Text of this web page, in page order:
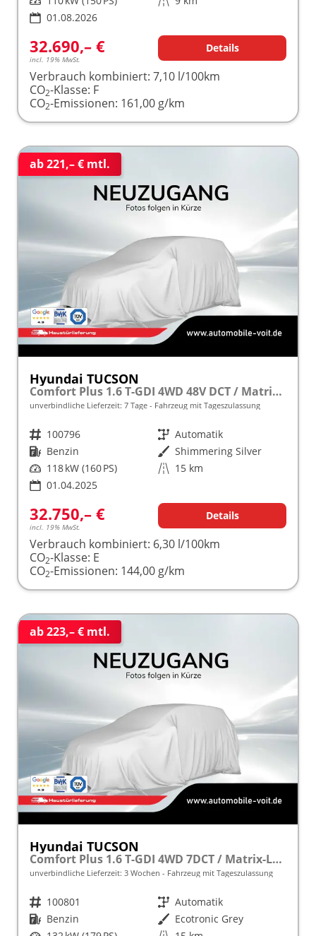
01.08.2026
32.690,– €
incl. 19% MwSt.
Details
Verbrauch kombiniert: 7,10 l/100km
CO2-Klasse: F
CO2-Emissionen: 161,00 g/km
ab 221,– € mtl.
Hyundai TUCSON
Comfort Plus 1.6 T-GDI 4WD 48V DCT / Matrix-LED Pano-Dach ACC Shz hi + vo Teilleder Alu 18"
unverbindliche Lieferzeit: 7 Tage Fahrzeug mit Tageszulassung
Fahrzeugnr. 100796 Getriebe Automatik
Kraftstoff Benzin Außenfarbe Shimmering Silver
Leistung 118 kW (160 PS) Kilometerstand 15 km
01.04.2025
32.750,– €
incl. 19% MwSt.
Details
Verbrauch kombiniert: 6,30 l/100km
CO2-Klasse: E
CO2-Emissionen: 144,00 g/km
ab 223,– € mtl.
Hyundai TUCSON
Comfort Plus 1.6 T-GDI 4WD 7DCT / Matrix-LED ACC Teilleder Shz vo+hi + Lenkradheizung Elek. Heck Alu 18"
unverbindliche Lieferzeit: 3 Wochen Fahrzeug mit Tageszulassung
Fahrzeugnr. 100801 Getriebe Automatik
Kraftstoff Benzin Außenfarbe Ecotronic Grey